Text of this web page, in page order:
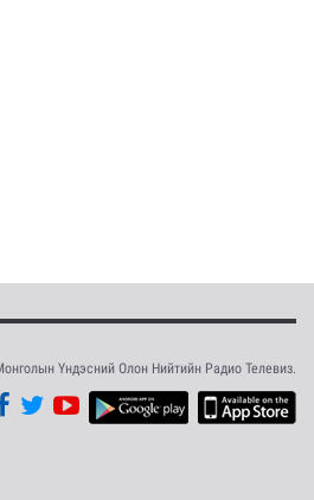
Үндэсний Олон Нийтийн Радио Телевиз.